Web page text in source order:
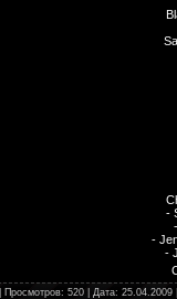
-
-
-
| Просмотров: 520 | Дата: 25.04.2009